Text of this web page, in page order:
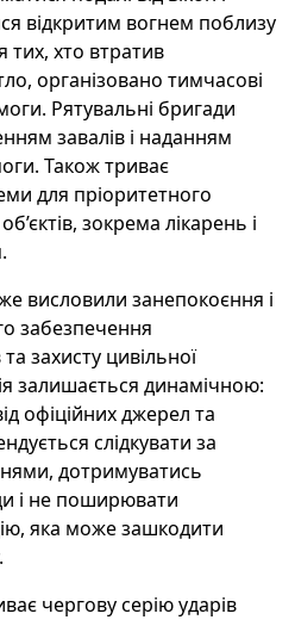
відкритим вогнем поблизу
хто втратив
організовано тимчасові
Рятувальні бригади
завалів і наданням
Також триває
для пріоритетного
зокрема лікарень і
висловили занепокоєння і
забезпечення
захисту цивільної
залишається динамічною:
офіційних джерел та
слідкувати за
дотримуватись
і не поширювати
яка може зашкодити
чергову серію ударів